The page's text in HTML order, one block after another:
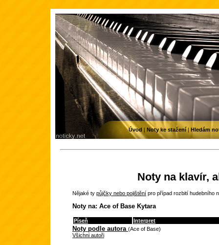
Noty na klavír,
Nějaké ty půjčky nebo pojištění pro případ rozbití hudebního
Noty na: Ace of Base Kytara
Píseň Interpret
Noty podle autora (Ace of Base)
Všichni autoři
Úvod | Noty ke stažení| Hledám